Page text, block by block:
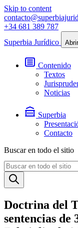
Skip to content
+34 681 389 787
Superbia Jurídico
Contenido
Textos
Noticias
Superbia
Contacto
Buscar en todo el sitio
Doctrina del
sentencias de